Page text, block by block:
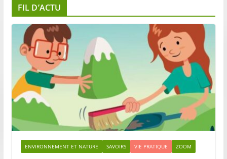
FIL D’ACTU
ENVIRONNEMENT ET NATURE SAVOIRS VIE PRATIQUE ZOOM